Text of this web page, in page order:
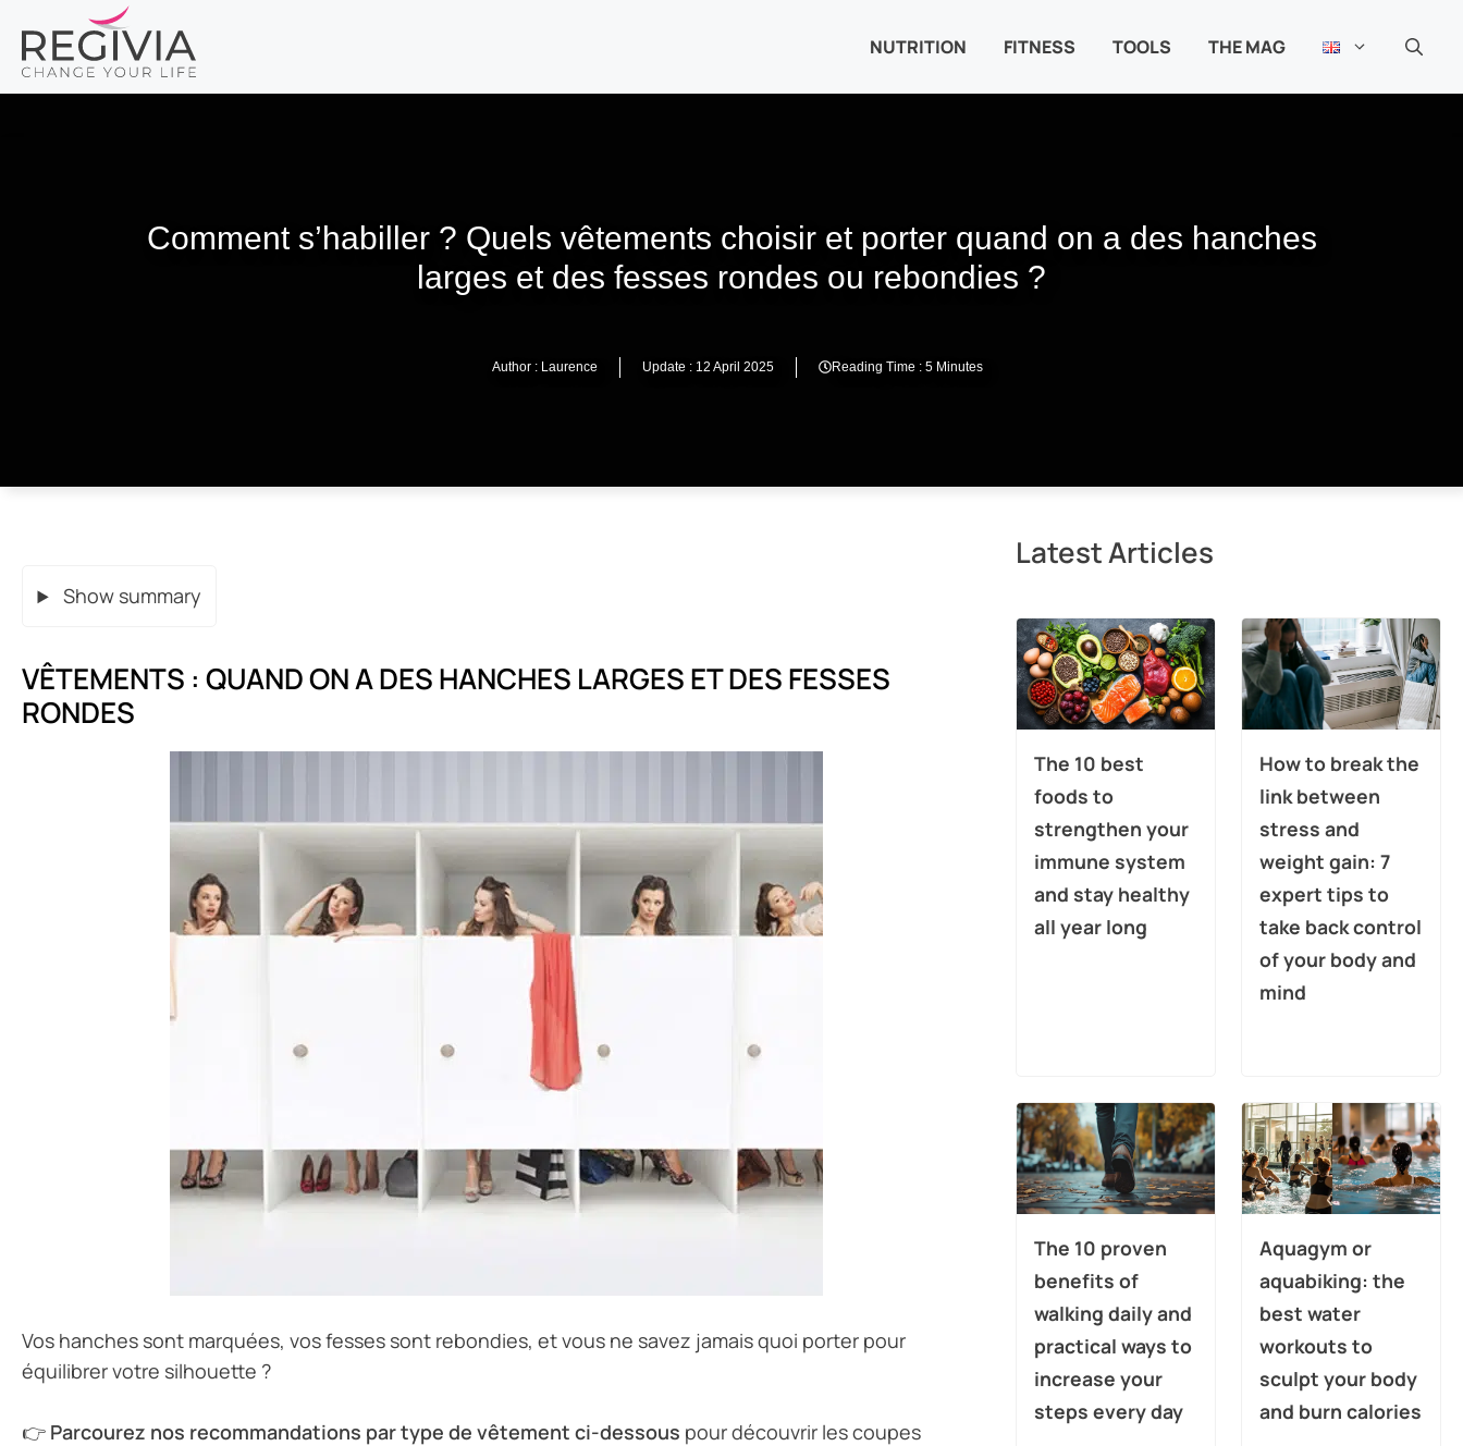
content
NUTRITION FITNESS TOOLS THE MAG
Comment s’habiller ? Quels vêtements choisir et porter quand on a des hanches
larges et des fesses rondes ou rebondies ?
Author : Laurence Update : 12 April 2025 Reading Time : 5Minutes
Show summary
VÊTEMENTS : QUAND ON A DES HANCHES LARGES ET DES FESSES
RONDES
Vos hanches sont marquées, vos fesses sont rebondies, et vous ne savez jamais quoi porter pour
équilibrer votre silhouette ?
👉 Parcourez nos recommandations par type de vêtement ci-dessous pour découvrir les coupes
Latest Articles
The 10 best
foods to
strengthen your
immune system
and stay healthy
all year long
How to break the
link between
stress and
weight gain: 7
expert tips to
take back control
of your body and
mind
The 10 proven
benefits of
walking daily and
practical ways to
increase your
steps every day
Aquagym or
aquabiking: the
best water
workouts to
sculpt your body
and burn calories